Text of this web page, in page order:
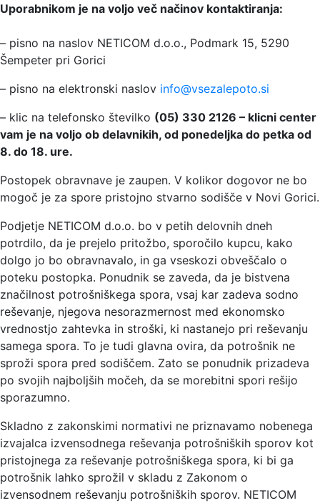
Uporabnikom je na voljo več načinov kontaktiranja:
– pisno na naslov NETICOM d.o.o., Podmark 15, 5290
Šempeter pri Gorici
– pisno na elektronski naslov info@vsezalepoto.si
– klic na telefonsko številko (05) 330 2126 – klicni center
vam je na voljo ob delavnikih, od ponedeljka do petka od
8. do 18. ure.
Postopek obravnave je zaupen. V kolikor dogovor ne bo
mogoč je za spore pristojno stvarno sodišče v Novi Gorici.
Podjetje NETICOM d.o.o. bo v petih delovnih dneh
potrdilo, da je prejelo pritožbo, sporočilo kupcu, kako
dolgo jo bo obravnavalo, in ga vseskozi obveščalo o
poteku postopka. Ponudnik se zaveda, da je bistvena
značilnost potrošniškega spora, vsaj kar zadeva sodno
reševanje, njegova nesorazmernost med ekonomsko
vrednostjo zahtevka in stroški, ki nastanejo pri reševanju
samega spora. To je tudi glavna ovira, da potrošnik ne
sproži spora pred sodiščem. Zato se ponudnik prizadeva
po svojih najboljših močeh, da se morebitni spori rešijo
sporazumno.
Skladno z zakonskimi normativi ne priznavamo nobenega
izvajalca izvensodnega reševanja potrošniških sporov kot
pristojnega za reševanje potrošniškega spora, ki bi ga
potrošnik lahko sprožil v skladu z Zakonom o
izvensodnem reševanju potrošniških sporov. NETICOM